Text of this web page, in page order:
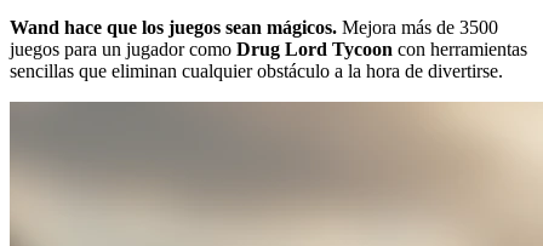
Wand hace que los juegos sean mágicos. Mejora más de 3500
juegos para un jugador como Drug Lord Tycoon con herramientas
sencillas que eliminan cualquier obstáculo a la hora de divertirse.